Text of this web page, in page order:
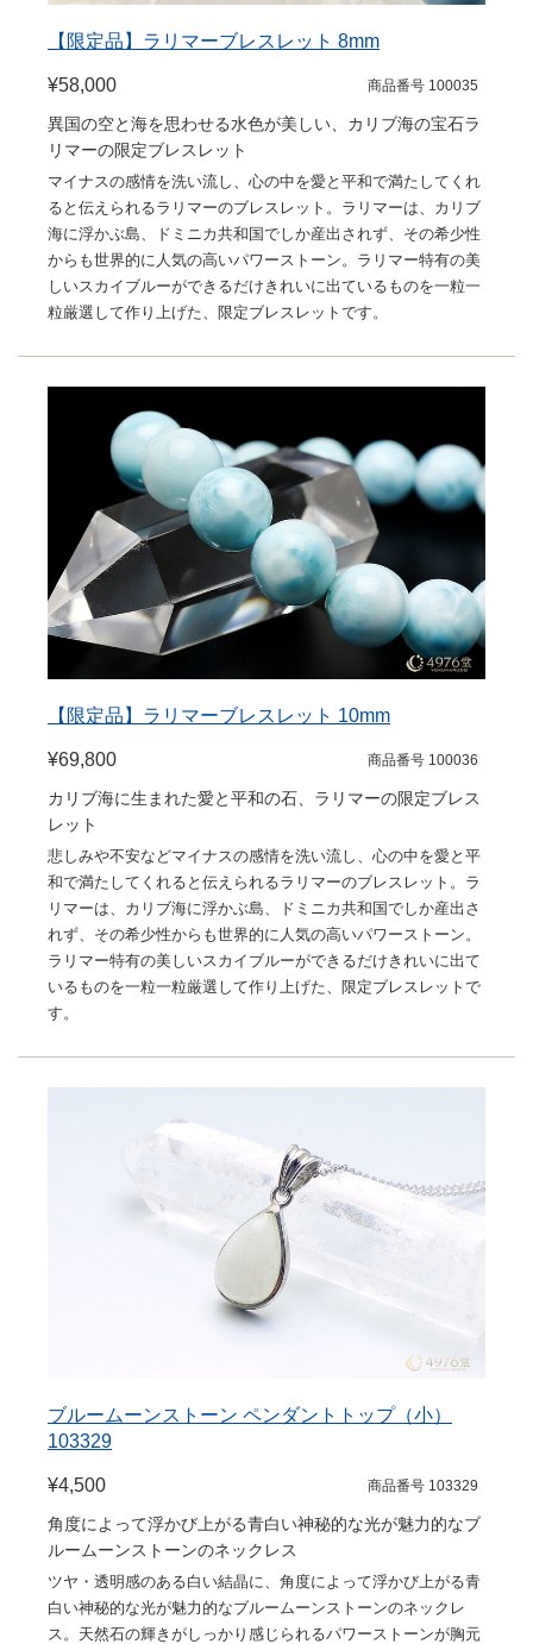
【限定品】ラリマーブレスレット 8mm
¥58,000 商品番号 100035
異国の空と海を思わせる水色が美しい、カリブ海の宝石ラ
リマーの限定ブレスレット
マイナスの感情を洗い流し、心の中を愛と平和で満たしてくれ
ると伝えられるラリマーのブレスレット。ラリマーは、カリブ
海に浮かぶ島、ドミニカ共和国でしか産出されず、その希少性
からも世界的に人気の高いパワーストーン。ラリマー特有の美
しいスカイブルーができるだけきれいに出ているものを一粒一
粒厳選して作り上げた、限定ブレスレットです。
【限定品】ラリマーブレスレット 10mm
¥69,800 商品番号 100036
カリブ海に生まれた愛と平和の石、ラリマーの限定ブレス
レット
悲しみや不安などマイナスの感情を洗い流し、心の中を愛と平
和で満たしてくれると伝えられるラリマーのブレスレット。ラ
リマーは、カリブ海に浮かぶ島、ドミニカ共和国でしか産出さ
れず、その希少性からも世界的に人気の高いパワーストーン。
ラリマー特有の美しいスカイブルーができるだけきれいに出て
いるものを一粒一粒厳選して作り上げた、限定ブレスレットで
す。
ブルームーンストーン ペンダントトップ（小）
103329
¥4,500 商品番号 103329
角度によって浮かび上がる青白い神秘的な光が魅力的なブ
ルームーンストーンのネックレス
ツヤ・透明感のある白い結晶に、角度によって浮かび上がる青
白い神秘的な光が魅力的なブルームーンストーンのネックレ
ス。天然石の輝きがしっかり感じられるパワーストーンが胸元